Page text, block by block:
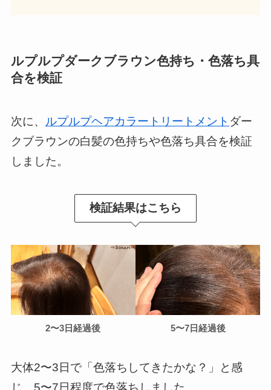
ルプルプダークブラウン色持ち・色落ち具
合を検証
次に、 ルプルプヘアカラートリートメント ダー
クブラウンの白髪の色持ちや色落ち具合を検証
しました。
検証結果はこちら
2〜3日経過後 5〜7日経過後
大体2〜3日で「色落ちしてきたかな？」と感
じ、5〜7日程度で色落ちしました。